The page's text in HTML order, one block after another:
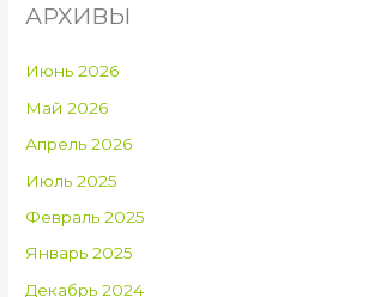
:АРХИВЫ
Июнь 2026
Май 2026
Апрель 2026
Июль 2025
Февраль 2025
Январь 2025
Декабрь 2024